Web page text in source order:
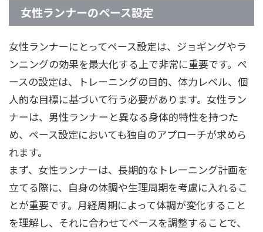
女性ランナーのペース設定
女性ランナーにとってペース設定は、ジョギングやラ
ンニングの効果を最大化する上で非常に重要です。ペ
ースの設定は、トレーニングの目的、体力レベル、個
人的な目標に基づいて行う必要があります。女性ラン
ナーは、男性ランナーと異なる身体的特性を持つた
め、ペース設定においても独自のアプローチが求めら
れます。
まず、女性ランナーは、長期的なトレーニング計画を
立てる際に、自身の体調や生理周期を考慮に入れるこ
とが重要です。月経周期によって体調が変化すること
を理解し、それに合わせてペースを調整することで、